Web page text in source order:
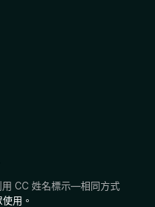
用 CC 姓名標示—相同方式
用。